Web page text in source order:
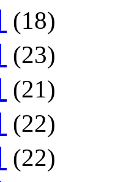
(18)
(23)
(21)
(22)
(22)